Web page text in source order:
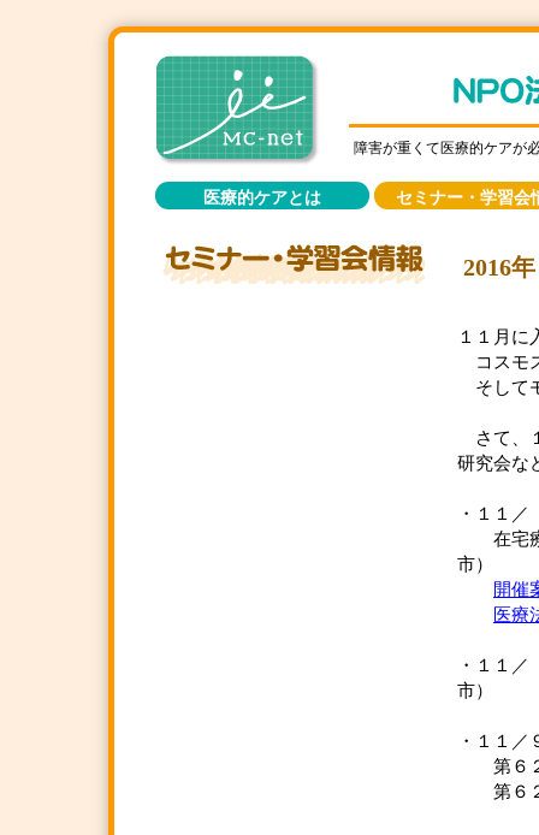
障害が重くて医療的ケアが
医療的ケアとは セミナー・学習会
2016
１１月に
コスモ
そして
さて、
研究会な
・１１
在宅療
市）
開催
医療
・１
市）
・１１
第６２
第６２